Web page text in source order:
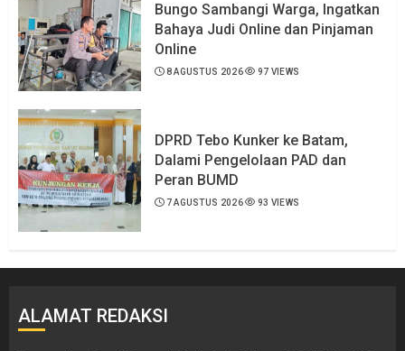
Bungo Sambangi Warga, Ingatkan
Bahaya Judi Online dan Pinjaman
Online
8 AGUSTUS 2026 97 VIEWS
DPRD Tebo Kunker ke Batam,
Dalami Pengelolaan PAD dan
Peran BUMD
7 AGUSTUS 2026 93 VIEWS
ALAMAT REDAKSI